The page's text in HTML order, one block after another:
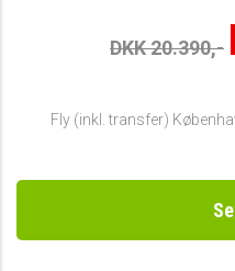
DKK 20.390,-
Fly (inkl. transfer)